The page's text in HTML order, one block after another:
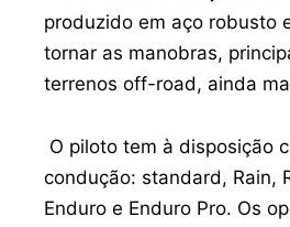
produzido em aço robusto
tornar as manobras,
terrenos off-road, ainda
O piloto tem à disposição
condução: standard, Rain,
Enduro e Enduro Pro. Os